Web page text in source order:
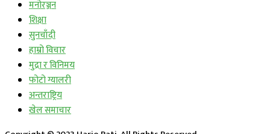
मनोरञ्जन
शिक्षा
सुनचाँदी
हाम्रो विचार
मुद्रा र विनिमय
फोटो ग्यालरी
अन्तराष्ट्रिय
खेल समाचार